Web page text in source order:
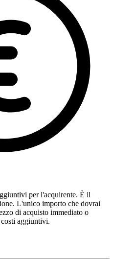
per l'acquirente. È il
L'unico importo che dovrai
di acquisto immediato o
costi aggiuntivi.